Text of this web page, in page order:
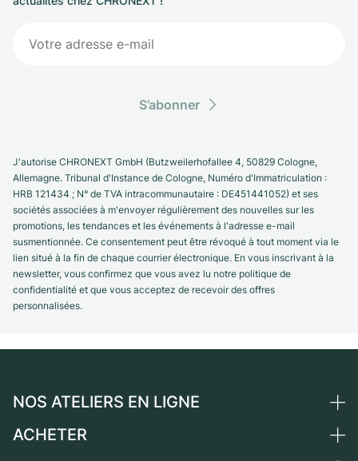
S’abonner
J'autorise CHRONEXT GmbH (Butzweilerhofallee 4, 50829 Cologne,
Allemagne. Tribunal d'Instance de Cologne, Numéro d'Immatriculation :
HRB 121434 ; N° de TVA intracommunautaire : DE451441052) et ses
sociétés associées à m'envoyer régulièrement des nouvelles sur les
promotions, les tendances et les événements à l'adresse e-mail
susmentionnée. Ce consentement peut être révoqué à tout moment via le
lien situé à la fin de chaque courrier électronique. En vous inscrivant à la
newsletter, vous confirmez que vous avez lu notre politique de
confidentialité et que vous acceptez de recevoir des offres
personnalisées.
NOS ATELIERS EN LIGNE
Allemagne
ACHETER